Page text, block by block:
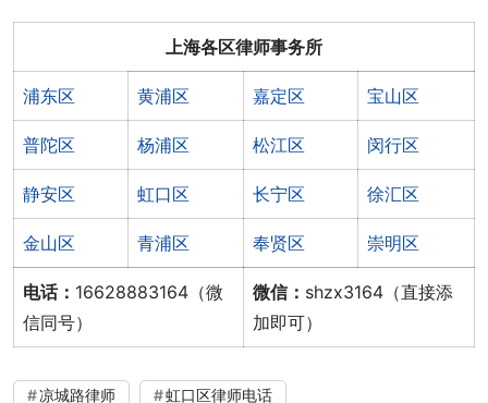
上海各区律师事务所
浦东区 黄浦区 嘉定区 宝山区
普陀区 杨浦区 松江区 闵行区
静安区 虹口区 长宁区 徐汇区
金山区 青浦区 奉贤区 崇明区
电话： 16628883164（微
信同号）
微信： shzx3164（直接添
加即可）
凉城路律师 虹口区律师电话